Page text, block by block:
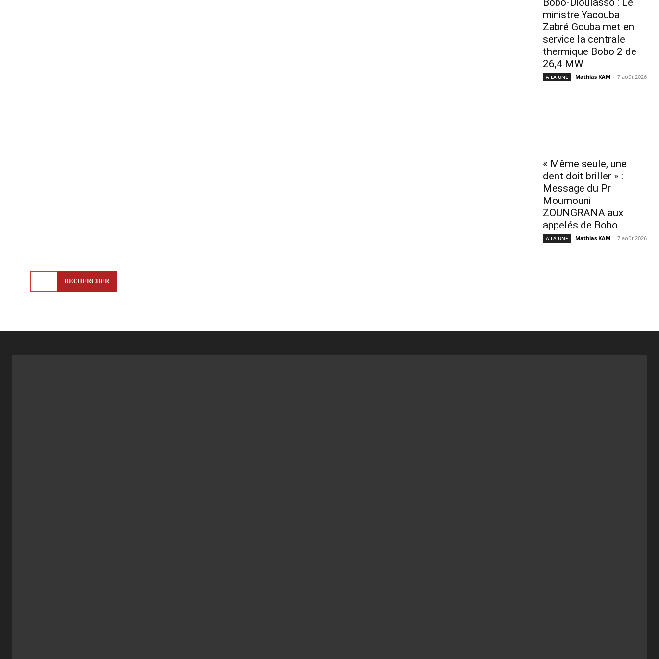
RECHERCHER
Bobo-Dioulasso : Le
ministre Yacouba
Zabré Gouba met en
service la centrale
thermique Bobo 2 de
26,4 MW
A LA UNE Mathias KAM - 7 août 2026
« Même seule, une
dent doit briller » :
Message du Pr
Moumouni
ZOUNGRANA aux
appelés de Bobo
A LA UNE Mathias KAM - 7 août 2026